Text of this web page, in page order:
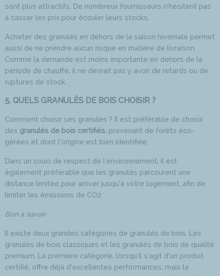
sont plus attractifs. De nombreux fournisseurs n’hésitent pas
à casser les prix pour écouler leurs stocks.
Acheter des granulés en dehors de la saison hivernale permet
aussi de ne prendre aucun risque en matière de livraison.
Comme la demande est moins importante en dehors de la
période de chauffe, il ne devrait pas y avoir de retards ou de
ruptures de stock.
5. QUELS GRANULÉS DE BOIS CHOISIR ?
Comment choisir ses granulés ? Il est préférable de choisir
des granulés de bois certifiés, provenant de forêts éco-
gérées et dont l’origine est bien identifiée.
Dans un souci de respect de l'environnement, il est
également préférable que les granulés parcourent une
distance limitée pour arriver jusqu’à votre logement, afin de
limiter les émissions de CO2.
Bon à savoir
Il existe deux grandes catégories de granulés de bois. Les
granulés de bois classiques et les granulés de bois de qualité
premium. La première catégorie, lorsqu’il s’agit d’un produit
certifié, offre déjà d’excellentes performances, mais la